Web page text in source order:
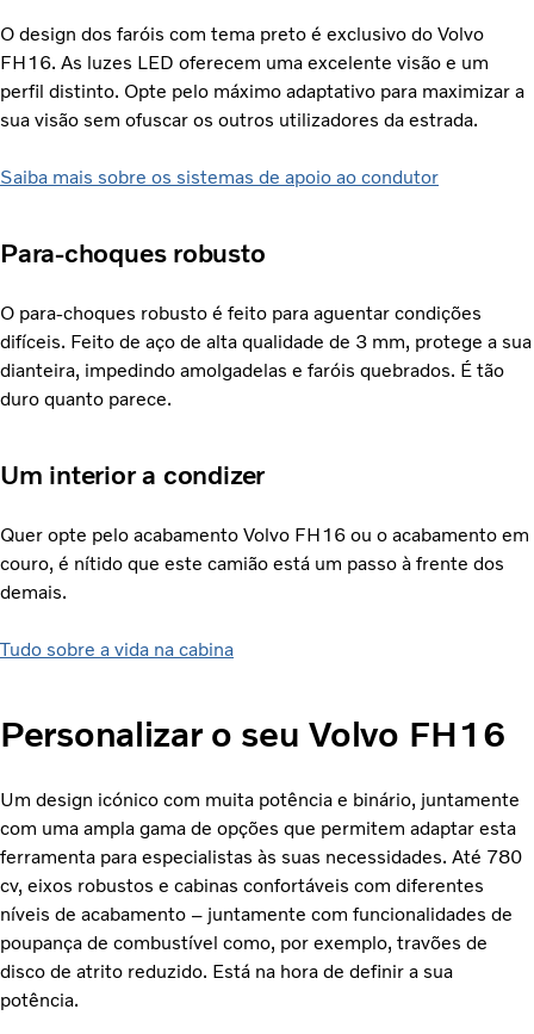
O design dos faróis com tema preto é exclusivo do Volvo
FH16. As luzes LED oferecem uma excelente visão e um
perfil distinto. Opte pelo máximo adaptativo para maximizar a
sua visão sem ofuscar os outros utilizadores da estrada.
Saiba mais sobre os sistemas de apoio ao condutor
Para-choques robusto
O para-choques robusto é feito para aguentar condições
difíceis. Feito de aço de alta qualidade de 3 mm, protege a sua
dianteira, impedindo amolgadelas ​​e faróis quebrados. É tão
duro quanto parece.
Um interior a condizer
Quer opte pelo acabamento Volvo FH16 ou o acabamento em
couro, é nítido que este camião está um passo à frente dos
demais.
Tudo sobre a vida na cabina
Personalizar o seu Volvo FH16
Um design icónico com muita potência e binário, juntamente
com uma ampla gama de opções que permitem adaptar esta
ferramenta para especialistas às suas necessidades. Até 780
cv, eixos robustos e cabinas confortáveis com diferentes
níveis de acabamento – juntamente com funcionalidades de
poupança de combustível como, por exemplo, travões de
disco de atrito reduzido. Está na hora de definir a sua
potência.